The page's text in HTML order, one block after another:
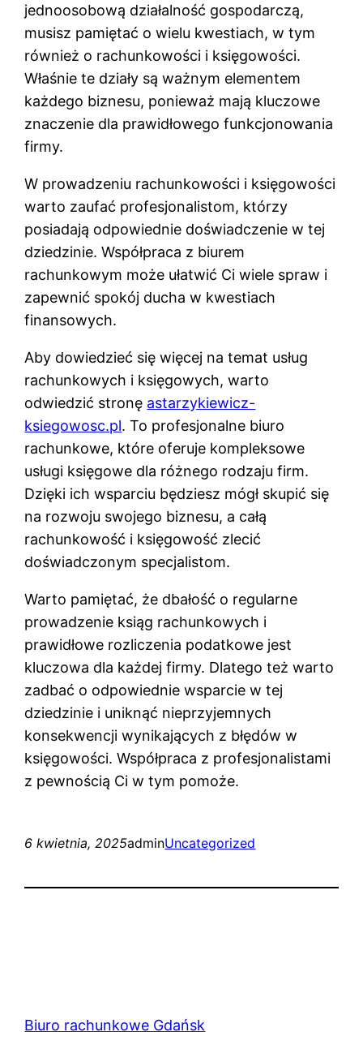
jednoosobową działalność gospodarczą,
musisz pamiętać o wielu kwestiach, w tym
również o rachunkowości i księgowości.
Właśnie te działy są ważnym elementem
każdego biznesu, ponieważ mają kluczowe
znaczenie dla prawidłowego funkcjonowania
firmy.
W prowadzeniu rachunkowości i księgowości
warto zaufać profesjonalistom, którzy
posiadają odpowiednie doświadczenie w tej
dziedzinie. Współpraca z biurem
rachunkowym może ułatwić Ci wiele spraw i
zapewnić spokój ducha w kwestiach
finansowych.
Aby dowiedzieć się więcej na temat usług
rachunkowych i księgowych, warto
odwiedzić stronę astarzykiewicz-
ksiegowosc.pl. To profesjonalne biuro
rachunkowe, które oferuje kompleksowe
usługi księgowe dla różnego rodzaju firm.
Dzięki ich wsparciu będziesz mógł skupić się
na rozwoju swojego biznesu, a całą
rachunkowość i księgowość zlecić
doświadczonym specjalistom.
Warto pamiętać, że dbałość o regularne
prowadzenie ksiąg rachunkowych i
prawidłowe rozliczenia podatkowe jest
kluczowa dla każdej firmy. Dlatego też warto
zadbać o odpowiednie wsparcie w tej
dziedzinie i uniknąć nieprzyjemnych
konsekwencji wynikających z błędów w
księgowości. Współpraca z profesjonalistami
z pewnością Ci w tym pomoże.
6 kwietnia, 2025adminUncategorized
Biuro rachunkowe Gdańsk